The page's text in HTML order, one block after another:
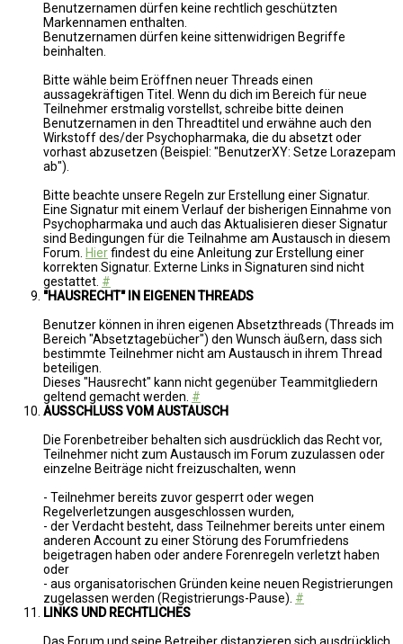
Benutzernamen dürfen keine rechtlich geschützten
Markennamen enthalten.
Benutzernamen dürfen keine sittenwidrigen Begriffe
beinhalten.
Bitte wähle beim Eröffnen neuer Threads einen
aussagekräftigen Titel. Wenn du dich im Bereich für neue
Teilnehmer erstmalig vorstellst, schreibe bitte deinen
Benutzernamen in den Threadtitel und erwähne auch den
Wirkstoff des/der Psychopharmaka, die du absetzt oder
vorhast abzusetzen (Beispiel: "BenutzerXY: Setze Lorazepam
ab").
Bitte beachte unsere Regeln zur Erstellung einer Signatur.
Eine Signatur mit einem Verlauf der bisherigen Einnahme von
Psychopharmaka und auch das Aktualisieren dieser Signatur
sind Bedingungen für die Teilnahme am Austausch in diesem
Forum. Hierfindest du eine Anleitung zur Erstellung einer
korrekten Signatur. Externe Links in Signaturen sind nicht
gestattet. #
"HAUSRECHT" IN EIGENEN THREADS
Benutzer können in ihren eigenen Absetzthreads (Threads im
Bereich "Absetztagebücher") den Wunsch äußern, dass sich
bestimmte Teilnehmer nicht am Austausch in ihrem Thread
beteiligen.
Dieses "Hausrecht" kann nicht gegenüber Teammitgliedern
geltend gemacht werden. #
AUSSCHLUSS VOM AUSTAUSCH
Die Forenbetreiber behalten sich ausdrücklich das Recht vor,
Teilnehmer nicht zum Austausch im Forum zuzulassen oder
einzelne Beiträge nicht freizuschalten, wenn
- Teilnehmer bereits zuvor gesperrt oder wegen
Regelverletzungen ausgeschlossen wurden,
- der Verdacht besteht, dass Teilnehmer bereits unter einem
anderen Account zu einer Störung des Forumfriedens
beigetragen haben oder andere Forenregeln verletzt haben
oder
- aus organisatorischen Gründen keine neuen Registrierungen
zugelassen werden (Registrierungs-Pause). #
LINKS UND RECHTLICHES